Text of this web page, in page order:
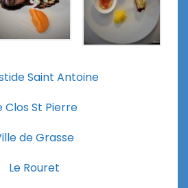
Saint Antoine
Clos St Pierre
de Grasse
Le Rouret